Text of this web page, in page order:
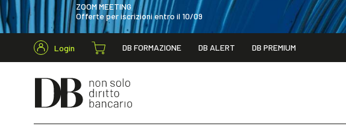
ZOOM MEETING
Offerte per iscrizioni entro il 10/09
WEBINAR / 1° Ottobre
Login DB FORMAZIONE DB ALERT DB PREMIUM